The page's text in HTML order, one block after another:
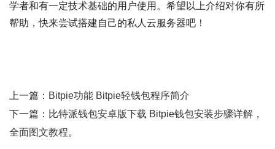
学者和有一定技术基础的用户使用。希望以上介绍对你有所
帮助，快来尝试搭建自己的私人云服务器吧！
上一篇： Bitpie功能 Bitpie轻钱包程序简介
下一篇： 比特派钱包安卓版下载 Bitpie钱包安装步骤详解，
全面图文教程。